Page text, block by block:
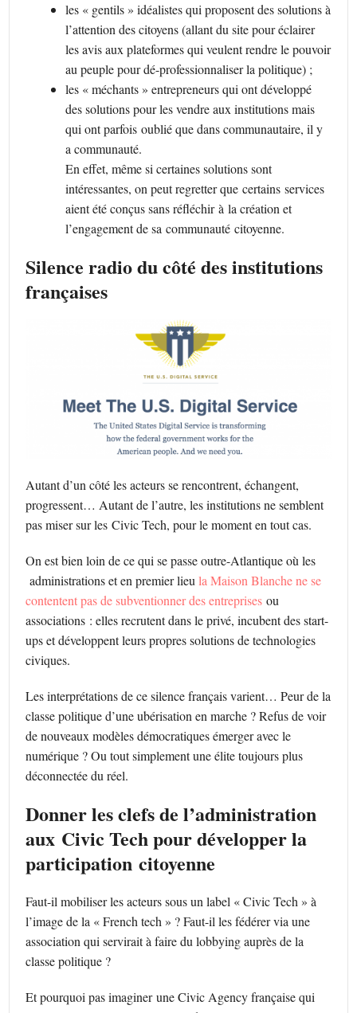
les « gentils » idéalistes qui proposent des solutions à
l’attention des citoyens (allant du site pour éclairer
les avis aux plateformes qui veulent rendre le pouvoir
au peuple pour dé-professionnaliser la politique) ;
les « méchants » entrepreneurs qui ont développé
des solutions pour les vendre aux institutions mais
qui ont parfois oublié que dans communautaire, il y
a communauté.
En effet, même si certaines solutions sont
intéressantes, on peut regretter que certains services
aient été conçus sans réfléchir à la création et
l’engagement de sa communauté citoyenne.
Silence radio du côté des institutions
françaises
Autant d’un côté les acteurs se rencontrent, échangent,
progressent… Autant de l’autre, les institutions ne semblent
pas miser sur les Civic Tech, pour le moment en tout cas.
On est bien loin de ce qui se passe outre-Atlantique où les
administrations et en premier lieula Maison Blanche ne se
contentent pas de subventionner des entreprises ou
associations : elles recrutent dans le privé, incubent des start-
ups et développent leurs propres solutions de technologies
civiques.
Les interprétations de ce silence français varient… Peur de la
classe politique d’une ubérisation en marche ? Refus de voir
de nouveaux modèles démocratiques émerger avec le
numérique ? Ou tout simplement une élite toujours plus
déconnectée du réel.
Donner les clefs de l’administration
aux Civic Tech pour développer la
participation citoyenne
Faut-il mobiliser les acteurs sous un label « Civic Tech » à
l’image de la « French tech » ? Faut-il les fédérer via une
association qui servirait à faire du lobbying auprès de la
classe politique ?
Et pourquoi pas imaginer une Civic Agency française qui